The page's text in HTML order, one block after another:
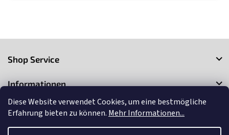
Diese Website verwendet Cookies, um eine bestmögliche
Erfahrung bieten zu können. Mehr Informationen...
e
Shop Service
Informationen
Kontakt